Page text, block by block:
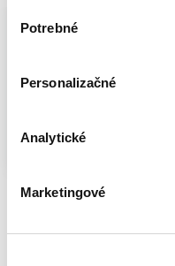
cookies.
súhlasu
Potrebné
Personalizačné
Analytické
Marketingové
Zrada
Jo Nesbo